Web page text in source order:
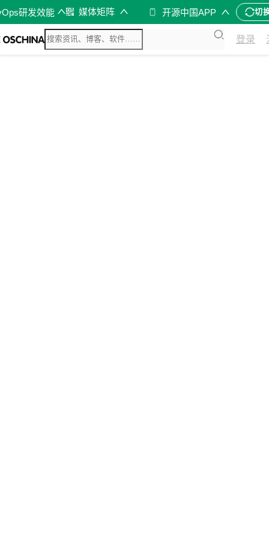
研发效能 媒体矩阵 开源中国APP 切
登录